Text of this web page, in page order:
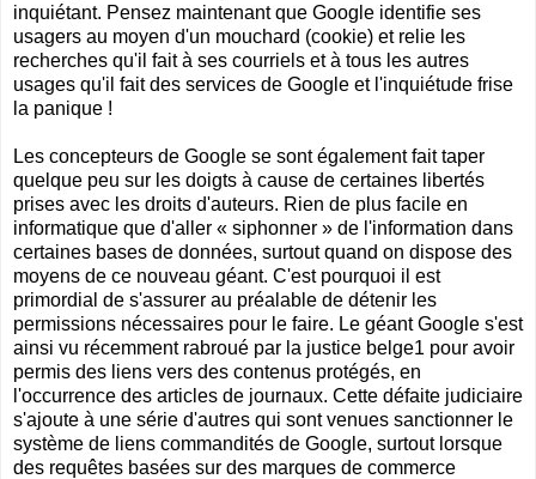
inquiétant. Pensez maintenant que Google identifie ses
usagers au moyen d'un mouchard (cookie) et relie les
recherches qu'il fait à ses courriels et à tous les autres
usages qu'il fait des services de Google et l'inquiétude frise
la panique !
Les concepteurs de Google se sont également fait taper
quelque peu sur les doigts à cause de certaines libertés
prises avec les droits d'auteurs. Rien de plus facile en
informatique que d'aller « siphonner » de l'information dans
certaines bases de données, surtout quand on dispose des
moyens de ce nouveau géant. C'est pourquoi il est
primordial de s'assurer au préalable de détenir les
permissions nécessaires pour le faire. Le géant Google s'est
ainsi vu récemment rabroué par la justice belge1 pour avoir
permis des liens vers des contenus protégés, en
l'occurrence des articles de journaux. Cette défaite judiciaire
s'ajoute à une série d'autres qui sont venues sanctionner le
système de liens commandités de Google, surtout lorsque
des requêtes basées sur des marques de commerce